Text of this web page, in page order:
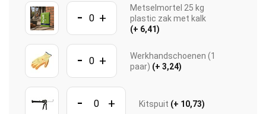
- +
Metselmortel 25 kg
plastic zak met kalk
(+ 6,41)
- +
Werkhandschoenen (1
paar) (+ 3,24)
- + Kitspuit (+ 10,73)